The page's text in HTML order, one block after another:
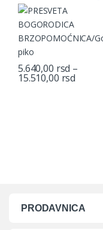
5.640,00 rsd –
15.510,00 rsd
This product has
PRODAVNICA